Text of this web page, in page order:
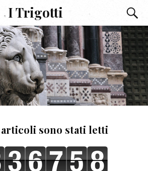
I Trigotti
sono stati letti